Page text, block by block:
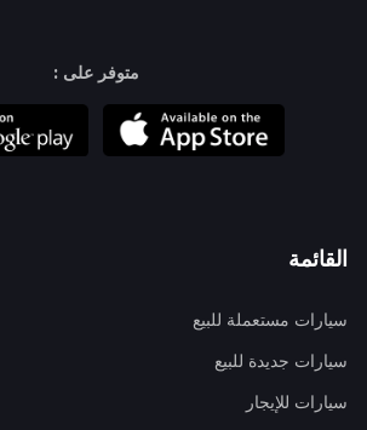
متوفر على :
القائمة
سيارات مستعملة للبيع
سيارات جديدة للبيع
سيارات للإيجار